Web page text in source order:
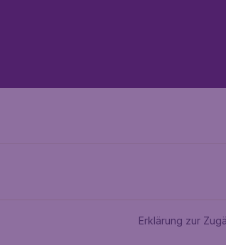
Erklärung zur